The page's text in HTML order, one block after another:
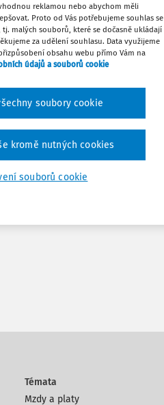
Žádné výsledky
Témata
Mzdy a platy
reklamou nebo abychom měli
Proto od Vás potřebujeme souhlas se
malých souborů, které se dočasně ukládají
za udělení souhlasu. Data využijeme
obsahu webu přímo Vám na
údajů a souborů cookie
souborů cookie
kromě nutných cookies
soubory cookie